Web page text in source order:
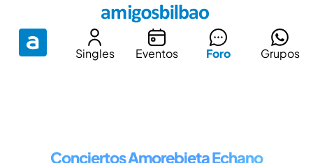
Singles Eventos Foro Grupos
Conciertos Amorebieta Echano